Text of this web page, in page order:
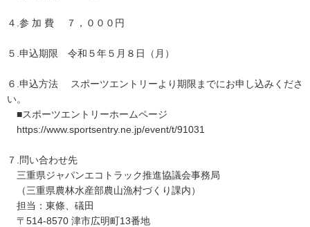
４.参 加 費 ７，０００円
５.申込期限 令和５年５月８日（月）
６.申込方法 スポーツエントリーより期限までにお申し込みくださ
い。
■スポーツエントリーホームページ
https://www.sportsentry.ne.jp/event/t/91031
７.問い合わせ先
三重県ジャパンエコトラック推進協議会事務局
（三重県農林水産部農山漁村づくり課内）
担当：東條、礒田
〒514-8570 津市広明町13番地